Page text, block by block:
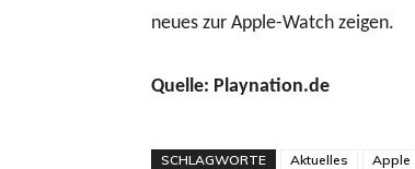
neues zur Apple-Watch zeigen.
Quelle: Playnation.de
SCHLAGWORTE Aktuelles Apple